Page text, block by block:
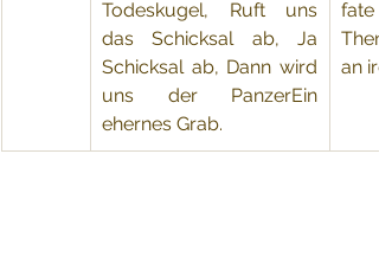
Todeskugel, Ruft uns
das Schicksal ab, Ja
Schicksal ab, Dann wird
uns der PanzerEin
ehernes Grab.
an